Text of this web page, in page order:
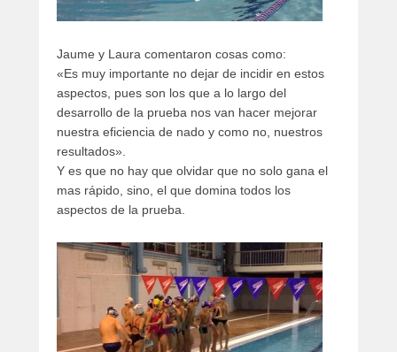
Jaume y Laura comentaron cosas como:
«Es muy importante no dejar de incidir en estos
aspectos, pues son los que a lo largo del
desarrollo de la prueba nos van hacer mejorar
nuestra eficiencia de nado y como no, nuestros
resultados».
Y es que no hay que olvidar que no solo gana el
mas rápido, sino, el que domina todos los
aspectos de la prueba.